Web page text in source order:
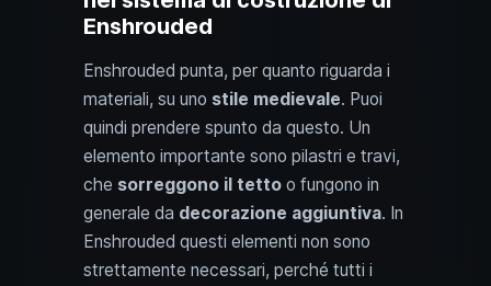
Enshrouded
Enshrouded punta, per quanto riguarda i
materiali, su uno stile medievale. Puoi
quindi prendere spunto da questo. Un
elemento importante sono pilastri e travi,
che sorreggono il tetto o fungono in
generale da decorazione aggiuntiva. In
Enshrouded questi elementi non sono
strettamente necessari, perché tutti i